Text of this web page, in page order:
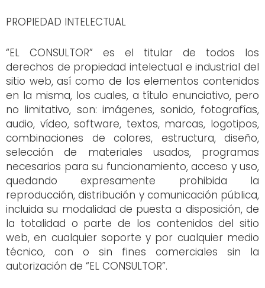
PROPIEDAD INTELECTUAL
“EL CONSULTOR” es el titular de todos los
derechos de propiedad intelectual e industrial del
sitio web, así como de los elementos contenidos
en la misma, los cuales, a título enunciativo, pero
no limitativo, son: imágenes, sonido, fotografías,
audio, vídeo, software, textos, marcas, logotipos,
combinaciones de colores, estructura, diseño,
selección de materiales usados, programas
necesarios para su funcionamiento, acceso y uso,
quedando expresamente prohibida la
reproducción, distribución y comunicación pública,
incluida su modalidad de puesta a disposición, de
la totalidad o parte de los contenidos del sitio
web, en cualquier soporte y por cualquier medio
técnico, con o sin fines comerciales sin la
autorización de “EL CONSULTOR”.